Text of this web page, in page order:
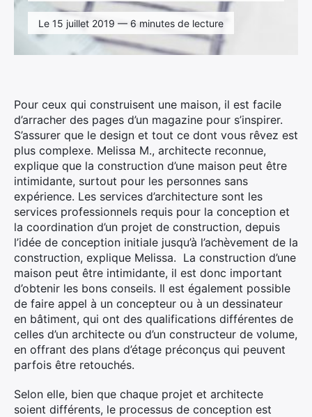
Le 15 juillet 2019 — 6 minutes de lecture
Pour ceux qui construisent une maison, il est facile
d’arracher des pages d’un magazine pour s’inspirer.
S’assurer que le design et tout ce dont vous rêvez est
plus complexe. Melissa M., architecte reconnue,
explique que la construction d’une maison peut être
intimidante, surtout pour les personnes sans
expérience. Les services d’architecture sont les
services professionnels requis pour la conception et
la coordination d’un projet de construction, depuis
l’idée de conception initiale jusqu’à l’achèvement de la
construction, explique Melissa. La construction d’une
maison peut être intimidante, il est donc important
d’obtenir les bons conseils. Il est également possible
de faire appel à un concepteur ou à un dessinateur
en bâtiment, qui ont des qualifications différentes de
celles d’un architecte ou d’un constructeur de volume,
en offrant des plans d’étage préconçus qui peuvent
parfois être retouchés.
Selon elle, bien que chaque projet et architecte
soient différents, le processus de conception est